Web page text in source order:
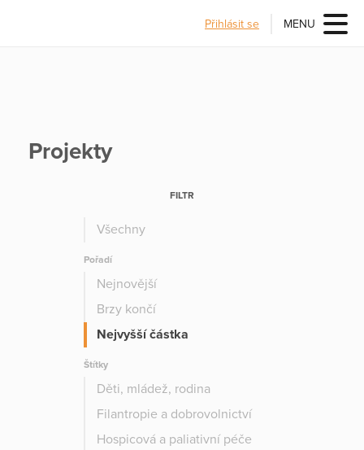
Přihlásit se MENU
Projekty
FILTR
Všechny
Pořadí
Nejnovější
Brzy končí
Nejvyšší částka
Štítky
Děti, mládež, rodina
Filantropie a dobrovolnictví
Hospicová a paliativní péče